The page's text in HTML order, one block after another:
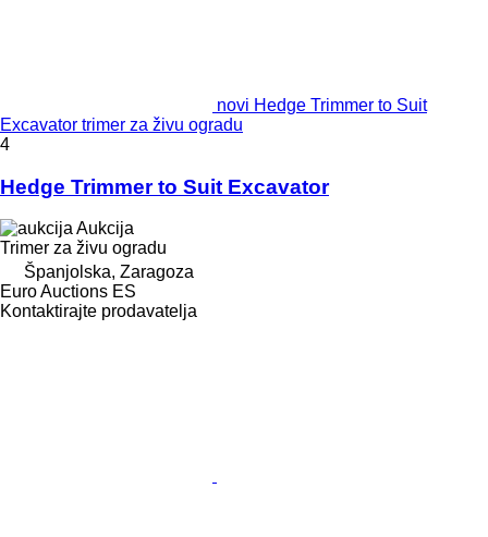
novi Hedge Trimmer to Suit
Excavator trimer za živu ogradu
4
Hedge Trimmer to Suit Excavator
Aukcija
Trimer za živu ogradu
Španjolska, Zaragoza
Euro Auctions ES
Kontaktirajte prodavatelja